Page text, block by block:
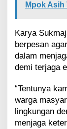
Mpok Asih
Karya
berpesan
dalam
demi terjaga
“Tentunya
warga
lingkungan
menjaga